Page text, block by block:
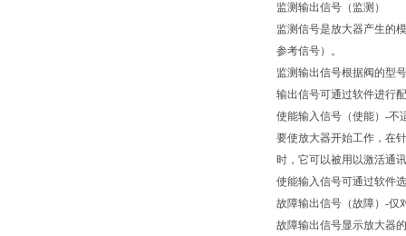
监测输出信号（监测）
监测信号是放大器产生的
参考信号）。
监测输出信号根据阀的型
输出信号可通过软件进行
使能输入信号（使能）-不
要使放大器开始工作，在
时，它可以被用以激活通
使能输入信号可通过软件
故障输出信号（故障）-仅
故障输出信号显示放大器